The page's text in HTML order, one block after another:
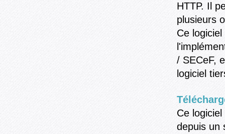
HTTP. Il
plusieurs
Ce
/ SECeF,
logiciel
Ce
depuis un